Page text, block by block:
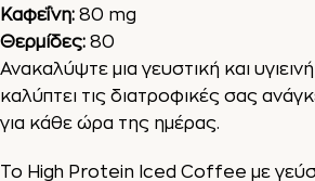
Καφεΐνη: 80 mg
Θερμίδες: 80
Ανακαλύψτε μια γευστική και
καλύπτει τις διατροφικές σας
για κάθε ώρα της ημέρας.
Το High Protein Iced Coffee με